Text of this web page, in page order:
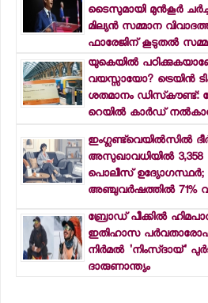
ടൈസുമായി മുന്‍കൂര്‍
മില്യന്‍ സമ്മാന
ഫാരേജിന് കൂടുതല്‍
യുകെയില്‍
വയസ്സായോ? ട്രെയിന്‍
ശതമാനം ഡിസ്‌കൗണ്ട്:
റെയില്‍ കാര്‍ഡ്
ഇംഗ്ലണ്ട്‌വെയില്‍സില്‍
അസുഖാവധിയില്‍ 3,358
പൊലീസ് ഉദ്യോഗസ്ഥര്‍;
അഞ്ചുവര്‍ഷത്തില്‍ 71%
ബ്രോഡ് പീക്കില്‍
ഇതിഹാസ
നിര്‍മല്‍ 'നിംസ്ദായ്'
ദാരുണാന്ത്യം